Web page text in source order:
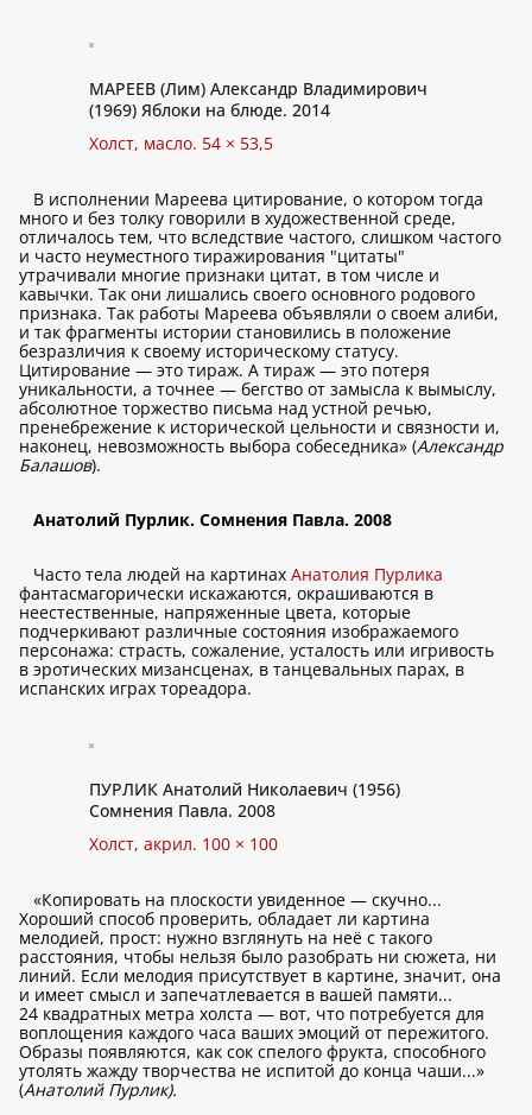
МАРЕЕВ (Лим) Александр Владимирович
(1969) Яблоки на блюде. 2014
Холст, масло. 54 × 53,5
В исполнении Мареева цитирование, о котором тогда
много и без толку говорили в художественной среде,
отличалось тем, что вследствие частого, слишком частого
и часто неуместного тиражирования "цитаты"
утрачивали многие признаки цитат, в том числе и
кавычки. Так они лишались своего основного родового
признака. Так работы Мареева объявляли о своем алиби,
и так фрагменты истории становились в положение
безразличия к своему историческому статусу.
Цитирование — это тираж. А тираж — это потеря
уникальности, а точнее — бегство от замысла к вымыслу,
абсолютное торжество письма над устной речью,
пренебрежение к исторической цельности и связности и,
наконец, невозможность выбора собеседника» (Александр
Балашов).
Анатолий Пурлик. Сомнения Павла. 2008
Часто тела людей на картинах Анатолия Пурлика
фантасмагорически искажаются, окрашиваются в
неестественные, напряженные цвета, которые
подчеркивают различные состояния изображаемого
персонажа: страсть, сожаление, усталость или игривость
в эротических мизансценах, в танцевальных парах, в
испанских играх тореадора.
ПУРЛИК Анатолий Николаевич (1956)
Сомнения Павла. 2008
Холст, акрил. 100 × 100
«Копировать на плоскости увиденное — скучно...
Хороший способ проверить, обладает ли картина
мелодией, прост: нужно взглянуть на неё с такого
расстояния, чтобы нельзя было разобрать ни сюжета, ни
линий. Если мелодия присутствует в картине, значит, она
и имеет смысл и запечатлевается в вашей памяти...
24 квадратных метра холста — вот, что потребуется для
воплощения каждого часа ваших эмоций от пережитого.
Образы появляются, как сок спелого фрукта, способного
утолять жажду творчества не испитой до конца чаши...»
(Анатолий Пурлик).